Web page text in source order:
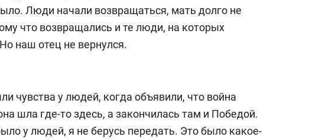
Люди начали возвращаться, мать долго не
что возвращались и те люди, на которых
наш отец не вернулся.
чувства у людей, когда объявили, что война
шла где-то здесь, а закончилась там и Победой.
у людей, я не берусь передать. Это было какое-